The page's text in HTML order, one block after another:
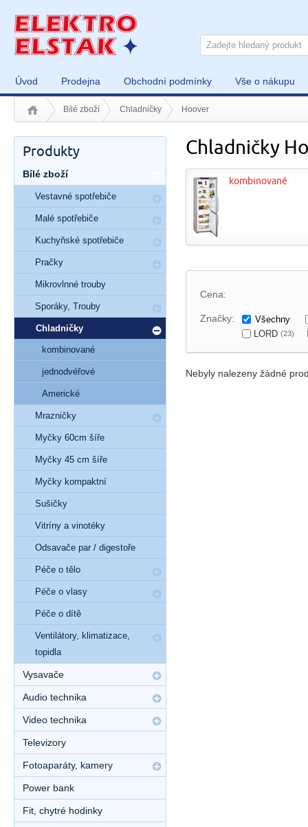
Úvod Prodejna Obchodní podmínky Vše o nákupu
Bílé zboží Chladničky Hoover
Chladničky
kombinované
Cena:
Značky:
Všechny
LORD (23)
Nebyly nalezeny žádné
Produkty
Bílé zboží
Vestavné spotřebiče
Malé spotřebiče
Kuchyňské spotřebiče
Pračky
Mikrovlnné trouby
Sporáky, Trouby
Chladničky
kombinované
jednodvéřové
Americké
Mrazničky
Myčky 60cm šíře
Myčky 45 cm šíře
Myčky kompaktní
Sušičky
Vitríny a vinotéky
Odsavače par / digestoře
Péče o tělo
Péče o vlasy
Péče o dítě
Ventilátory, klimatizace,
topidla
Vysavače
Audio technika
Video technika
Televizory
Fotoaparáty, kamery
Power bank
Fit, chytré hodinky